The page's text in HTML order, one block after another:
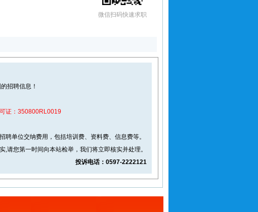
微信扫码快速求职
招聘信息！
证：350800RL0019
单位交纳费用，包括培训费、资料费、信息费等。
请您第一时间向本站检举，我们将立即核实并处理。
投诉电话：0597-2222121